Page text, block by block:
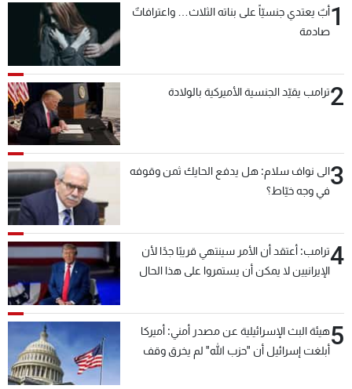
1أبٌ يعتدي جنسيّاً على بناته الثلاث… واعترافاتٌ
صادمة
2ترامب يقيّد الجنسية الأميركية بالولادة
3الى نواف سلام: هل يدفع الحايك ثمن وقوفه
في وجه خيّاط؟
4ترامب: أعتقد أن الأمر سينتهي قريبًا جدًا لأن
الإيرانيين لا يمكن أن يستمروا على هذا الحال
5هيئة البث الإسرائيلية عن مصدر أمني: أميركا
أبلغت إسرائيل أن "حزب الله" لم يخرق وقف